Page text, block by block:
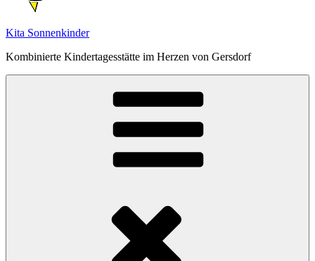
Kita Sonnenkinder
Kombinierte Kindertagesstätte im Herzen von Gersdorf